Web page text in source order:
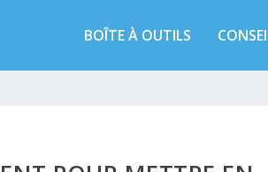
BOÎTE À OUTILS